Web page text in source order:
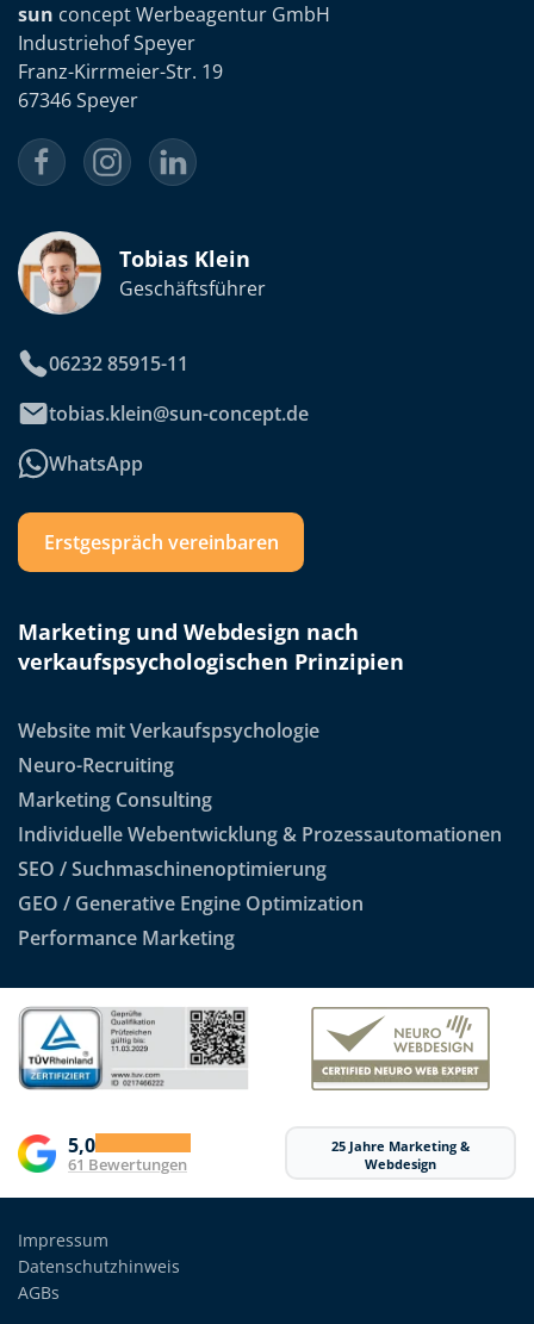
sun concept Werbeagentur GmbH
Industriehof Speyer
Franz-Kirrmeier-Str. 19
67346 Speyer
Tobias Klein
Geschäftsführer
06232 85915-11
tobias.klein@sun-concept.de
WhatsApp
Erstgespräch vereinbaren
Marketing und Webdesign nach
verkaufspsychologischen Prinzipien
Website mit Verkaufspsychologie
Neuro-Recruiting
Marketing Consulting
Individuelle Webentwicklung & Prozessautomationen
SEO / Suchmaschinenoptimierung
GEO / Generative Engine Optimization
Performance Marketing
5,0
61 Bewertungen
25 Jahre Marketing &
Webdesign
Impressum
Datenschutzhinweis
AGBs